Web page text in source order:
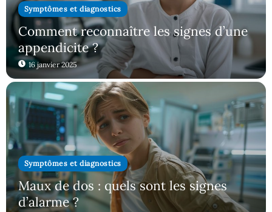
Symptômes et diagnostics
Comment reconnaître les signes d’une
appendicite ?
16 janvier 2025
Symptômes et diagnostics
Maux de dos : quels sont les signes
d’alarme ?